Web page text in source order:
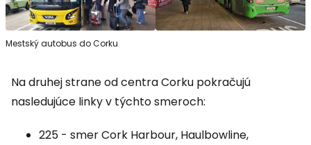
Mestský autobus do Corku
Na druhej strane od centra Corku pokračujú
nasledujúce linky v týchto smeroch:
225 - smer Cork Harbour, Haulbowline,